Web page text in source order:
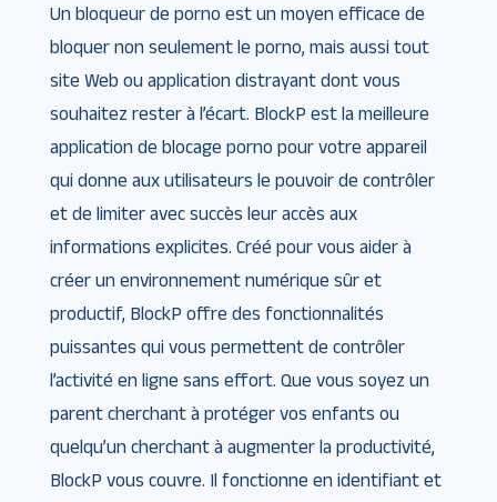
Un bloqueur de porno est un moyen efficace de
bloquer non seulement le porno, mais aussi tout
site Web ou application distrayant dont vous
souhaitez rester à l’écart. BlockP est la meilleure
application de blocage porno pour votre appareil
qui donne aux utilisateurs le pouvoir de contrôler
et de limiter avec succès leur accès aux
informations explicites. Créé pour vous aider à
créer un environnement numérique sûr et
productif, BlockP offre des fonctionnalités
puissantes qui vous permettent de contrôler
l’activité en ligne sans effort. Que vous soyez un
parent cherchant à protéger vos enfants ou
quelqu’un cherchant à augmenter la productivité,
BlockP vous couvre. Il fonctionne en identifiant et